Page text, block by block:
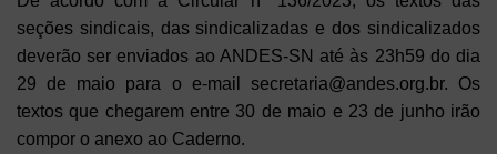
seções sindicais, das sindicalizadas e dos sindicalizados
deverão ser enviados ao ANDES-SN até às 23h59 do dia
29 de maio para o e-mail secretaria@andes.org.br. Os
textos que chegarem entre 30 de maio e 23 de junho irão
compor o anexo ao Caderno.